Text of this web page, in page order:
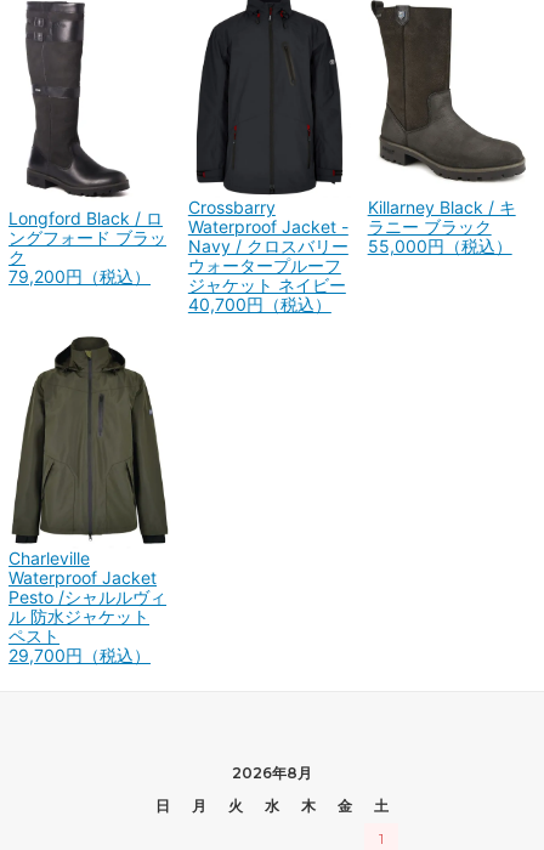
Longford Black / ロ
ングフォード ブラッ
ク
79,200円（税込）
Crossbarry
Waterproof Jacket -
Navy / クロスバリー
ウォータープルーフ
ジャケット ネイビー
40,700円（税込）
Killarney Black / キ
ラニー ブラック
55,000円（税込）
Charleville
Waterproof Jacket
Pesto /シャルルヴィ
ル 防水ジャケット
ペスト
29,700円（税込）
2026年8月
日
月 火 水 木 金
土
1